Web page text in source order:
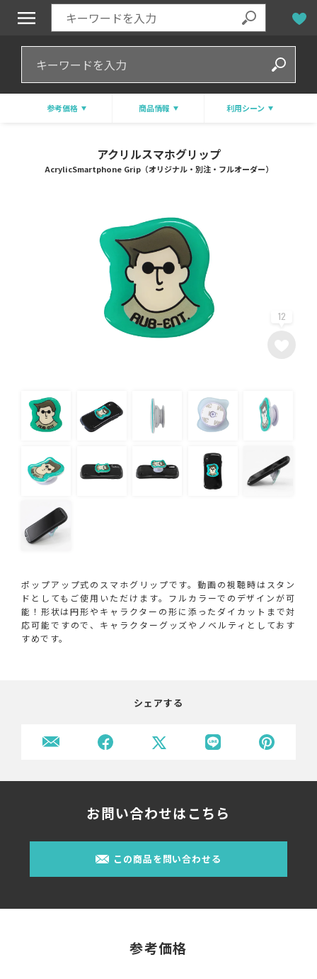
参考価格 商品情報 利用シーン
アクリルスマホグリップ
AcrylicSmartphone Grip（オリジナル・別注・フルオーダー）
12
ポップアップ式のスマホグリップです。動画の視聴時はスタン
ドとしてもご使用いただけます。フルカラーでのデザインが可
能！形状は円形やキャラクターの形に添ったダイカットまで対
応可能ですので、キャラクターグッズやノベルティとしておす
すめです。
シェアする
お問い合わせはこちら
この商品を問い合わせる
参考価格